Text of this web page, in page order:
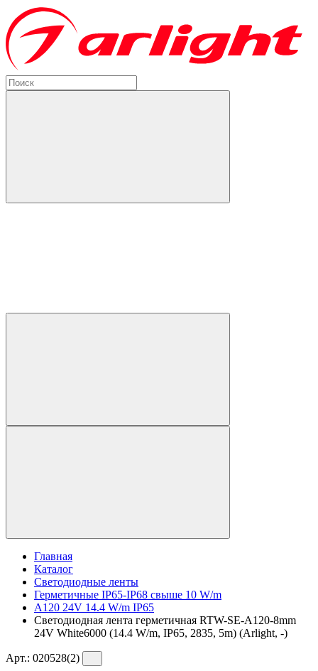
Главная
Каталог
Светодиодные ленты
Герметичные IP65-IP68 свыше 10 W/m
A120 24V 14.4 W/m IP65
Светодиодная лента герметичная RTW-SE-A120-8mm
24V White6000 (14.4 W/m, IP65, 2835, 5m) (Arlight, -)
Арт.: 020528(2)